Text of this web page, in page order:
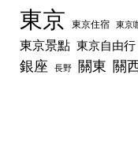
東京 東京住宿 東京
東京景點 東京自由行
銀座 長野 關東 關